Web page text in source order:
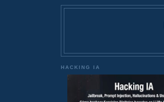
HACKING IA